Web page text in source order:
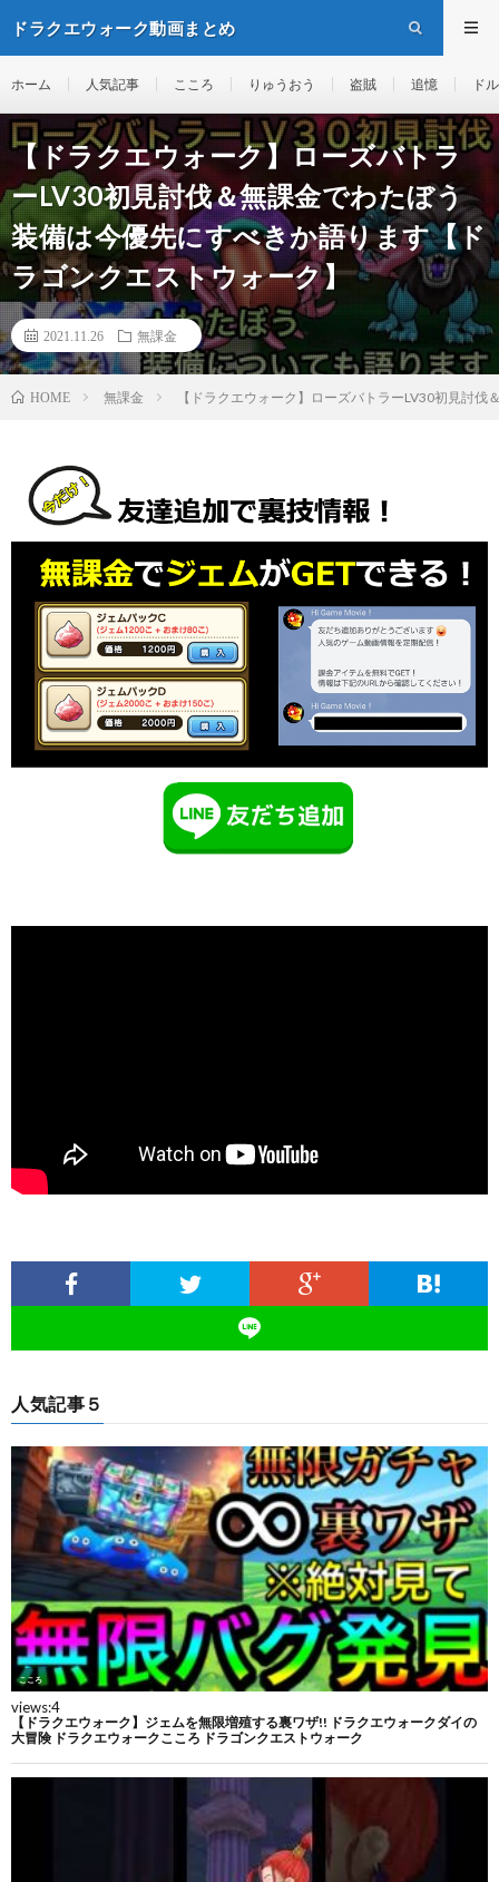
ドラクエウォーク動画まとめ
ホーム 人気記事 こころ りゅうおう 盗賊 追憶 ド
【ドラクエウォーク】ローズバトラ
ーLV30初見討伐＆無課金でわたぼう
装備は今優先にすべきか語ります【ド
ラゴンクエストウォーク】
2021.11.26 無課金
HOME 無課金 【ドラクエウォーク】ローズバトラーLV30初見討
人気記事５